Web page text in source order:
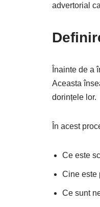
advertorial
Înainte de a
Aceasta
dorințele lor.
În acest
Ce este
Cine este
Ce sunt